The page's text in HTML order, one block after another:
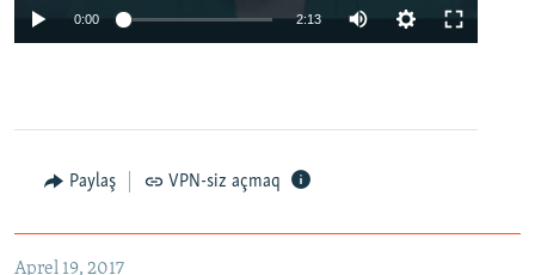
0:00 2:13
Paylaş VPN-siz açmaq
Aprel 19, 2017